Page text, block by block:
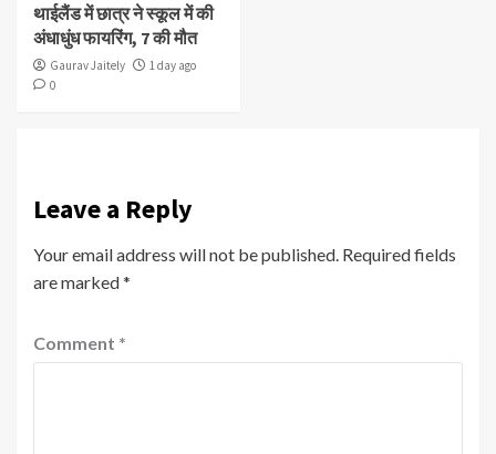
थाईलैंड में छात्र ने स्कूल में की
अंधाधुंध फायरिंग, 7 की मौत
Gaurav Jaitely
1 day ago
0
Leave a Reply
Your email address will not be published. Required fields
are marked*
Comment *